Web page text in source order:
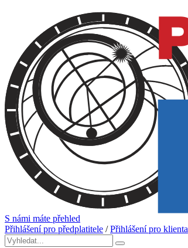
S námi máte přehled
Přihlášení pro předplatitele /Přihlášení pro klienta